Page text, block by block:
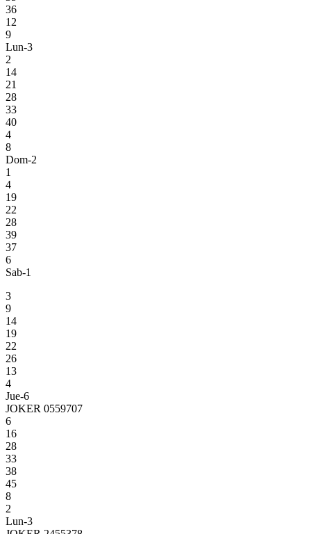
36
12
9
Lun-3
2
14
21
28
33
40
4
8
Dom-2
1
4
19
22
28
39
37
6
Sab-1
3
9
14
19
22
26
13
4
Jue-6
JOKER 0559707
6
16
28
33
38
45
8
2
Lun-3